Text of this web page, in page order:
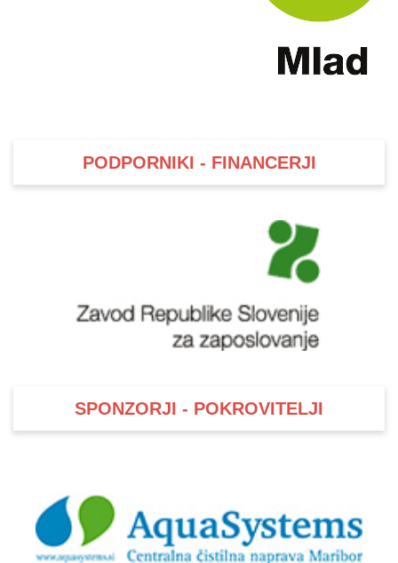
PODPORNIKI - FINANCERJI
SPONZORJI - POKROVITELJI